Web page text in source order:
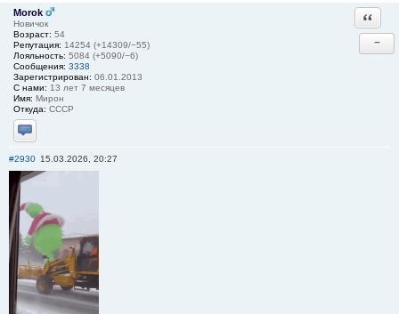
Morok
Новичок
Возраст: 54
Репутация: 14254 (+14309/−55)
Лояльность: 5084 (+5090/−6)
Сообщения: 3338
Зарегистрирован: 06.01.2013
С нами: 13 лет 7 месяцев
Имя: Мирон
Откуда: СССР
Отправить личное сообщение
−
#2930 15.03.2026, 20:27